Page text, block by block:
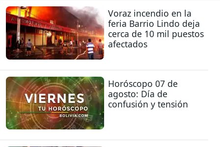
Voraz incendio en la
feria Barrio Lindo deja
cerca de 10 mil puestos
afectados
Horóscopo 07 de
agosto: Día de
confusión y tensión